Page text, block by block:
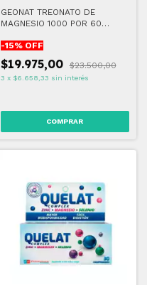
GEONAT TREONATO DE
MAGNESIO 1000 POR 60
-15% OFF
$19.975,00 $23.500,00
3 x $6.658,33 sin interés